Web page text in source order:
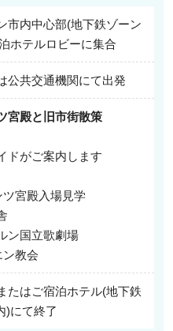
機関1日乗車券付き！
。解散後も公共交通機関1日乗車券
場所』をご確認ください。
市内中心部(地下鉄ゾーン
ホテルロビーに集合
公共交通機関にて出発
宮殿と旧市街散策
ドがご案内します
ツ宮殿入場見学
ン国立歌劇場
ン教会
たはご宿泊ホテル(地下鉄
)にて終了